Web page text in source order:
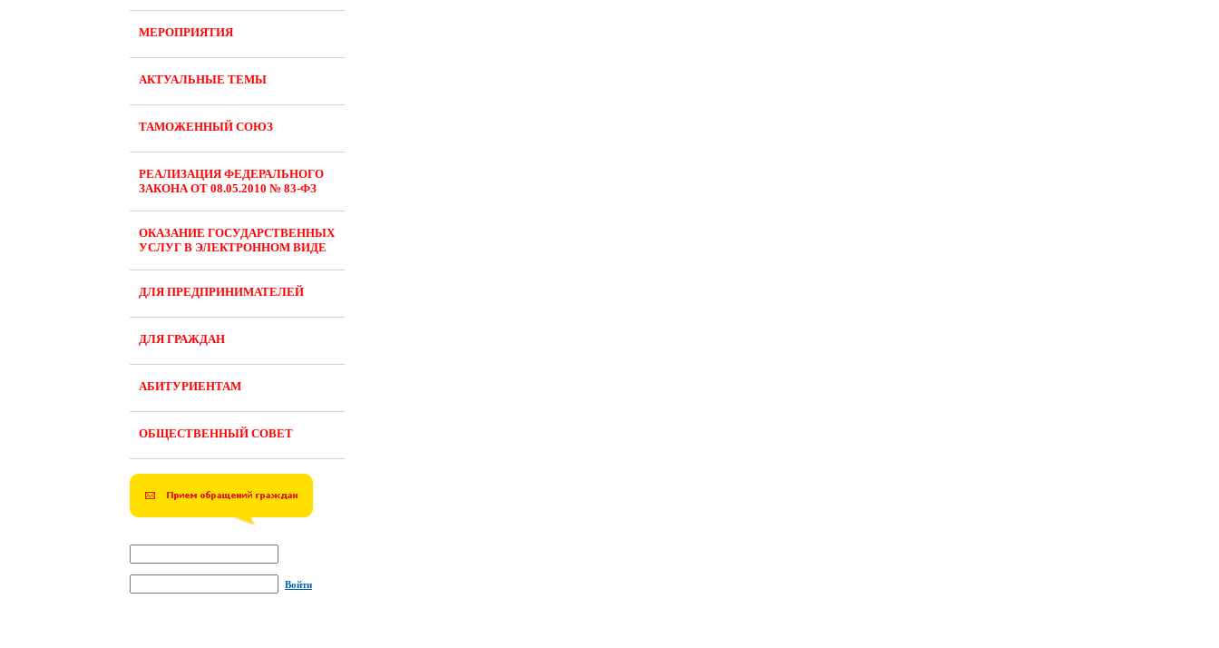
МЕРОПРИЯТИЯ
АКТУАЛЬНЫЕ ТЕМЫ
ТАМОЖЕННЫЙ СОЮЗ
РЕАЛИЗАЦИЯ ФЕДЕРАЛЬНОГО
ЗАКОНА ОТ 08.05.2010 № 83-ФЗ
ОКАЗАНИЕ ГОСУДАРСТВЕННЫХ
УСЛУГ В ЭЛЕКТРОННОМ ВИДЕ
ДЛЯ ПРЕДПРИНИМАТЕЛЕЙ
ДЛЯ ГРАЖДАН
АБИТУРИЕНТАМ
ОБЩЕСТВЕННЫЙ СОВЕТ
Войти